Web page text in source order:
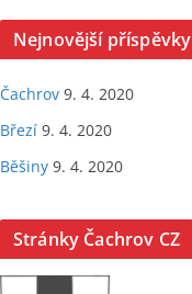
Nejnovější příspěvky
Čachrov 9. 4. 2020
Březí 9. 4. 2020
Běšiny 9. 4. 2020
Stránky Čachrov CZ